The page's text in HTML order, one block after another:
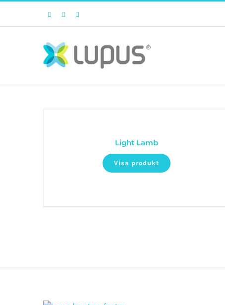
Facebook
Twitter
Light Lamb
Visa produkt